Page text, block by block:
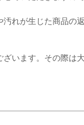
汚れが生じた商品の
います。その際は